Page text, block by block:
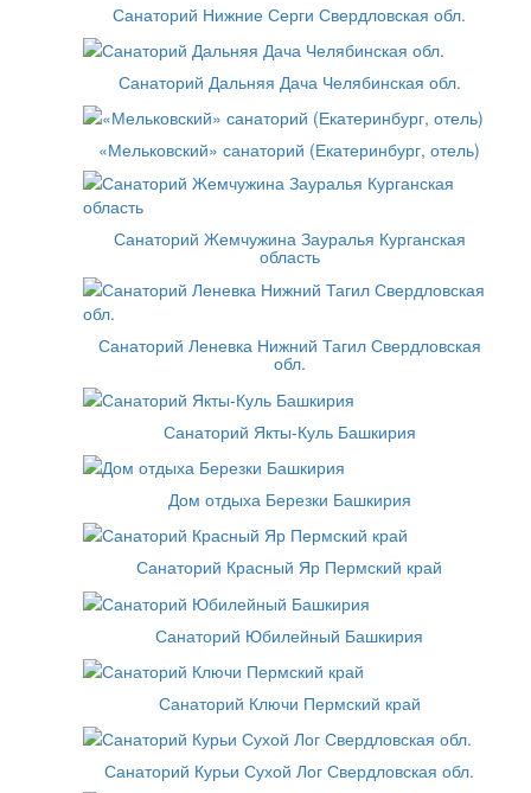
Санаторий Нижние Серги Свердловская обл.
Санаторий Дальняя Дача Челябинская обл.
«Мельковский» санаторий (Екатеринбург, отель)
Санаторий Жемчужина Зауралья Курганская
область
Санаторий Леневка Нижний Тагил Свердловская
обл.
Санаторий Якты-Куль Башкирия
Дом отдыха Березки Башкирия
Санаторий Красный Яр Пермский край
Санаторий Юбилейный Башкирия
Санаторий Ключи Пермский край
Санаторий Курьи Сухой Лог Свердловская обл.